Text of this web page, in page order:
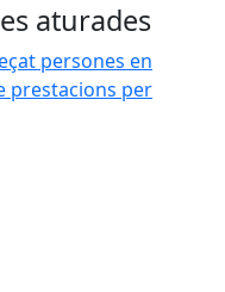
aturades
persones en
prestacions per